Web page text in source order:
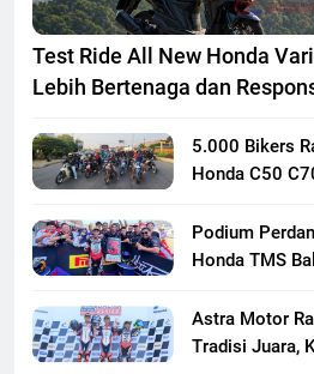
Test Ride All New Honda
Lebih Bertenaga dan
5.000 Bikers
Honda C50
Persaudaraan
Honda
Podium
Honda TMS
Astra Motor
Tradisi Juara,